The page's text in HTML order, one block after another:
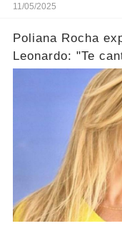
11/05/2025
Poliana Rocha
Leonardo: "Te